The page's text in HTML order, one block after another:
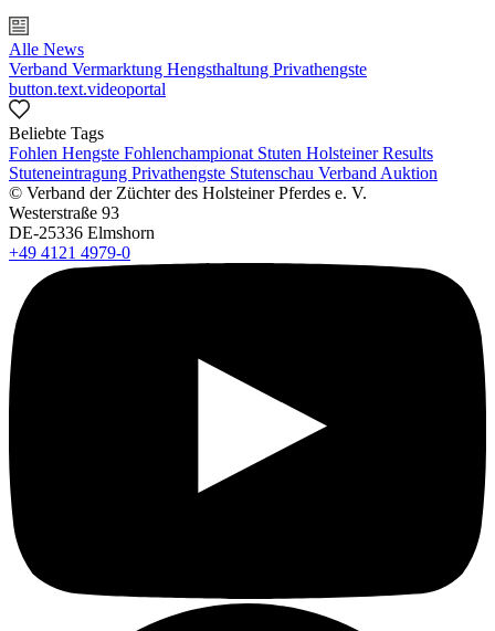
Alle News
Verband Vermarktung Hengsthaltung Privathengste
button.text.videoportal
Beliebte Tags
Fohlen Hengste Fohlenchampionat Stuten Holsteiner Results
Stuteneintragung Privathengste Stutenschau Verband Auktion
© Verband der Züchter des Holsteiner Pferdes e. V.
Westerstraße 93
DE-25336 Elmshorn
+49 4121 4979-0